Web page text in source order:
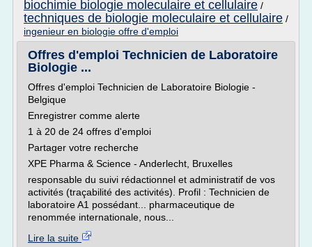
biochimie biologie moleculaire et cellulaire /
techniques de biologie moleculaire et cellulaire /
ingenieur en biologie offre d'emploi
Offres d'emploi Technicien de Laboratoire
Biologie ...
Offres d'emploi Technicien de Laboratoire Biologie -
Belgique
Enregistrer comme alerte
1 à 20 de 24 offres d'emploi
Partager votre recherche
XPE Pharma & Science - Anderlecht, Bruxelles
responsable du suivi rédactionnel et administratif de vos
activités (traçabilité des activités). Profil : Technicien de
laboratoire A1 possédant... pharmaceutique de
renommée internationale, nous...
Lire la suite